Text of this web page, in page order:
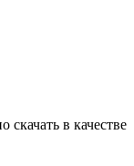
скачать в качестве